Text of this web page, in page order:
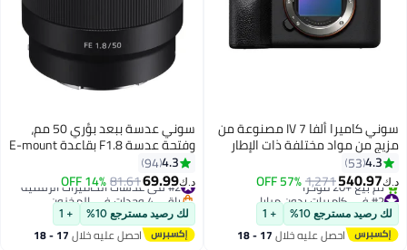
سوني كاميرا ألفا 7 IV مصنوعة من
مزيج من مواد مختلفة ذات الإطار
الكامل، طراز ILCE-7M4
4.3
53
د.ك‏540.97
1,271
57% OFF
#2 في كاميرات بدون مرايا
أقل سعر في 30 يوم
تم بيع +20 مؤخرًا
#2 في كاميرات بدون مرايا
لك رصيد مسترجع 10% + 1
احصل عليه خلال 17 - 18
سوني عدسة ببعد بؤري 50 مم،
وفتحة عدسة F1.8 بقاعدة E-mount
كاملة الإطار أسود
4.3
94
د.ك‏69.99
81.61
14% OFF #2 في عدسات الكاميرات الرقمية
باقي 4 وحدات في المخزون
#2 في عدسات الكاميرات الرقمية
لك رصيد مسترجع 10% + 1
احصل عليه خلال 17 - 18